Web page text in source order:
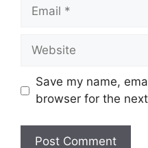
Email
Website
Save my name,
browser for the